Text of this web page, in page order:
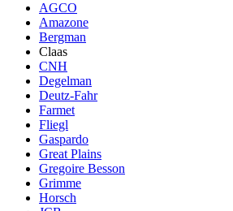
AGCO
Amazone
Bergman
Claas
CNH
Degelman
Deutz-Fahr
Farmet
Fliegl
Gaspardo
Great Plains
Gregoire Besson
Grimme
Horsch